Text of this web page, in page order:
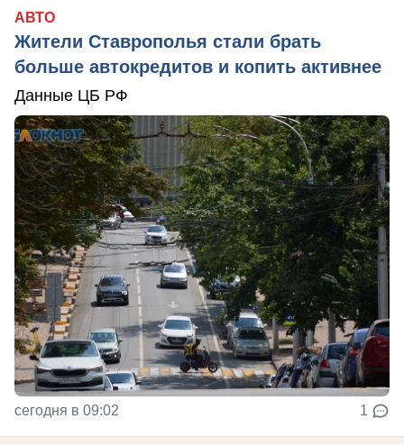
АВТО
Жители Ставрополья стали брать
больше автокредитов и копить активнее
Данные ЦБ РФ
сегодня в 09:02 1